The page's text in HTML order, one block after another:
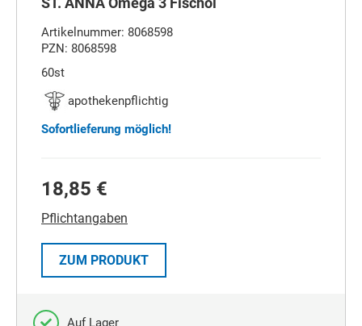
Artikelnummer: 8068598
PZN: 8068598
60st
apothekenpflichtig
Sofortlieferung möglich!
18,85 €
Pflichtangaben
ZUM PRODUKT
Auf Lager